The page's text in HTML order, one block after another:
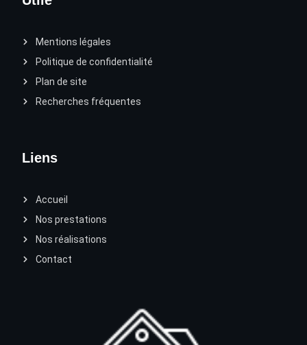
Liens
Accueil
Nos prestations
Nos réalisations
Contact
Mentions légales
Politique de confidentialité
Plan de site
Recherches fréquentes